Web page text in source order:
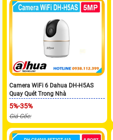
Camera WiFi 6 Dahua DH-H5AS
Quay Quét Trong Nhà
5%-35%
Giá Gốc: